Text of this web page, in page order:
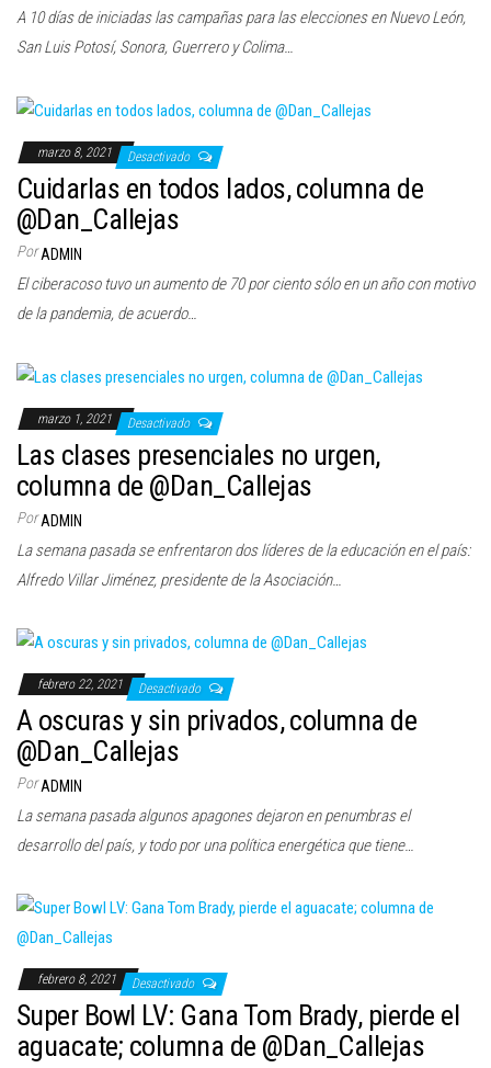
A 10 días de iniciadas las campañas para las elecciones en Nuevo León,
San Luis Potosí, Sonora, Guerrero y Colima…
marzo 8, 2021 Desactivado
Cuidarlas en todos lados, columna de
@Dan_Callejas
Por ADMIN
El ciberacoso tuvo un aumento de 70 por ciento sólo en un año con motivo
de la pandemia, de acuerdo…
marzo 1, 2021 Desactivado
Las clases presenciales no urgen,
columna de @Dan_Callejas
Por ADMIN
La semana pasada se enfrentaron dos líderes de la educación en el país:
Alfredo Villar Jiménez, presidente de la Asociación…
febrero 22, 2021 Desactivado
A oscuras y sin privados, columna de
@Dan_Callejas
Por ADMIN
La semana pasada algunos apagones dejaron en penumbras el
desarrollo del país, y todo por una política energética que tiene…
febrero 8, 2021 Desactivado
Super Bowl LV: Gana Tom Brady, pierde el
aguacate; columna de @Dan_Callejas